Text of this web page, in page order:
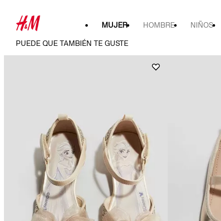
MUJER HOMBRE NIÑOS
PUEDE QUE TAMBIÉN TE GUSTE